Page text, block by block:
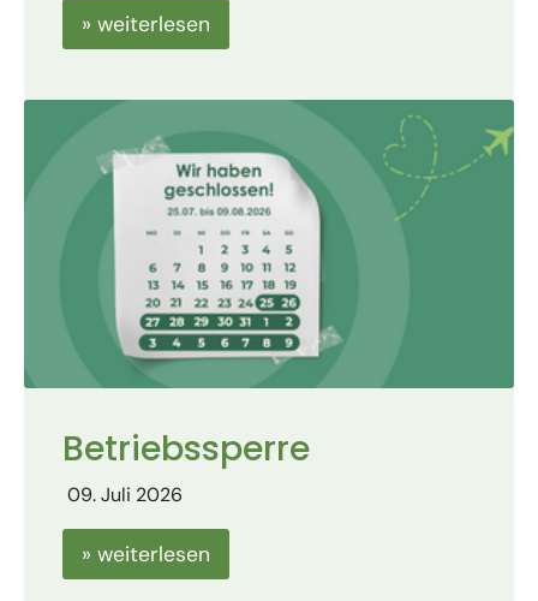
» weiterlesen
Betriebssperre
09. Juli 2026
» weiterlesen